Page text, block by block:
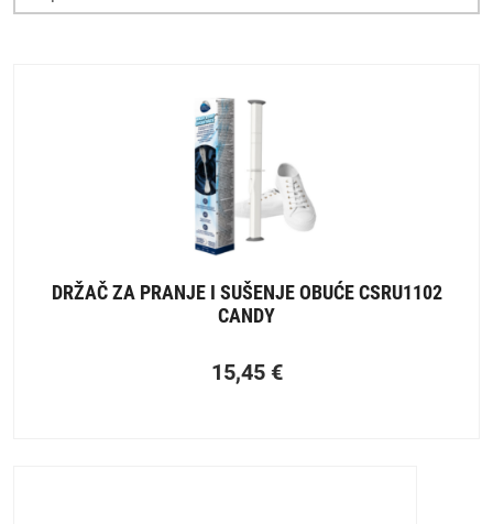
DRŽAČ ZA PRANJE I SUŠENJE OBUĆE CSRU1102
CANDY
15,45 €